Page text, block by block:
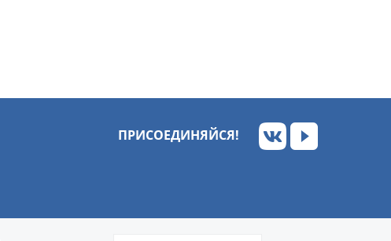
ПРИСОЕДИНЯЙСЯ!